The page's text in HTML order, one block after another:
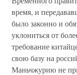
время, и
было законно и
уклониться от
требование
свою базу на
Маньчжурию не